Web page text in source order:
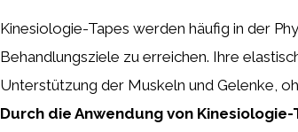
Kinesiologie-Tapes werden häufig in der
Behandlungsziele zu erreichen. Ihre
Unterstützung der Muskeln und Gelenke,
Durch die Anwendung von